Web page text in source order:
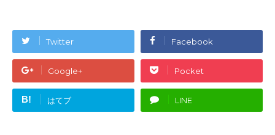
Twitter Facebook
Google+ Pocket
B! はてブ LINE